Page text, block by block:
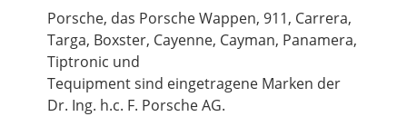
Porsche, das Porsche Wappen, 911, Carrera,
Targa, Boxster, Cayenne, Cayman, Panamera,
Tiptronic und
Tequipment sind eingetragene Marken der
Dr. Ing. h.c. F. Porsche AG.